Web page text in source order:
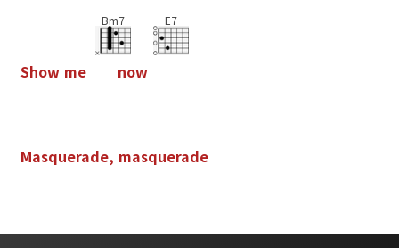
Show me
Bm7
now
E7
Masquerade, masquerade